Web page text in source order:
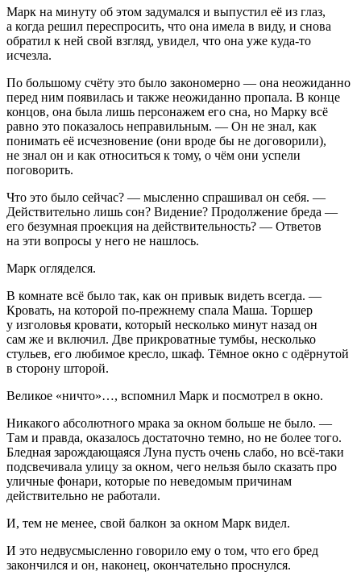
Марк на минуту об этом задумался и выпустил её из глаз,
а когда решил переспросить, что она имела в виду, и снова
обратил к ней свой взгляд, увидел, что она уже куда-то
исчезла.
По большому счёту это было закономерно — она неожиданно
перед ним появилась и также неожиданно пропала. В конце
концов, она была лишь персонажем его сна, но Марку всё
равно это показалось неправильным. — Он не знал, как
понимать её исчезновение (они вроде бы не договорили),
не знал он и как относиться к тому, о чём они успели
поговорить.
Что это было сейчас? — мысленно спрашивал он себя. —
Действительно лишь сон? Видение? Продолжение бреда —
его безумная проекция на действительность? — Ответов
на эти вопросы у него не нашлось.
Марк огляделся.
В комнате всё было так, как он привык видеть всегда. —
Кровать, на которой по-прежнему спала Маша. Торшер
у изголовья кровати, который несколько минут назад он
сам же и включил. Две прикроватные тумбы, несколько
стульев, его любимое кресло, шкаф. Тёмное окно с одёрнутой
в сторону шторой.
Великое «ничто»…, вспомнил Марк и посмотрел в окно.
Никакого абсолютного мрака за окном больше не было. —
Там и правда, оказалось достаточно темно, но не более того.
Бледная зарождающаяся Луна пусть очень слабо, но всё-таки
подсвечивала улицу за окном, чего нельзя было сказать про
уличные фонари, которые по неведомым причинам
действительно не работали.
И, тем не менее, свой балкон за окном Марк видел.
И это недвусмысленно говорило ему о том, что его бред
закончился и он, наконец, окончательно проснулся.